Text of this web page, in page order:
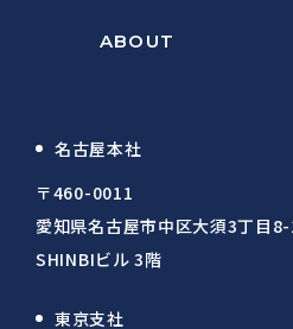
ABOUT
名古屋本社
〒460-0011
愛知県名古屋市中区大須3丁目
SHINBIビル 3階
東京支社